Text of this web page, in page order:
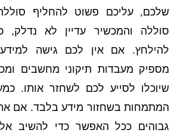
שלכם, עליכם פשוט להחליף
סוללה והמכשיר עדיין לא
להילחץ. אם אין לכם גישה
מספיק מעבדות תיקוני מחשבים
שיוכלו לסייע לכם לשחזר אותו.
המתמחות בשחזור מידע בלבד. אם
גבוהים ככל האפשר כדי להשיב